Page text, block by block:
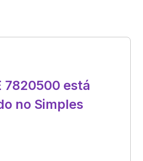
7820500 está
no Simples